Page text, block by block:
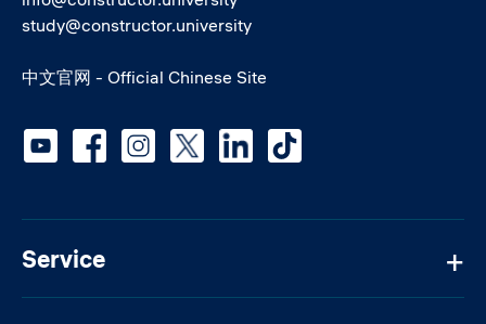
study@constructor.university
中文官网 - Official Chinese Site
Service
Social media